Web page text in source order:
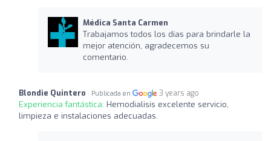
Médica Santa Carmen
Trabajamos todos los días para brindarle la
mejor atención, agradecemos su
comentario.
Blondie Quintero Publicada en 3 years ago
Experiencia fantástica: Hemodialisis excelente servicio,
limpieza e instalaciones adecuadas.